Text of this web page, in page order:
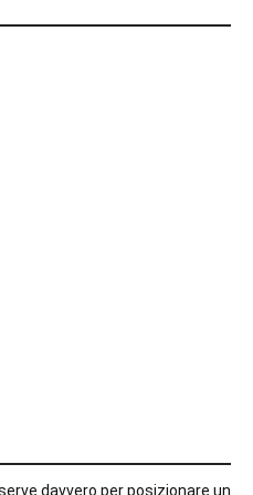
davvero per posizionare un